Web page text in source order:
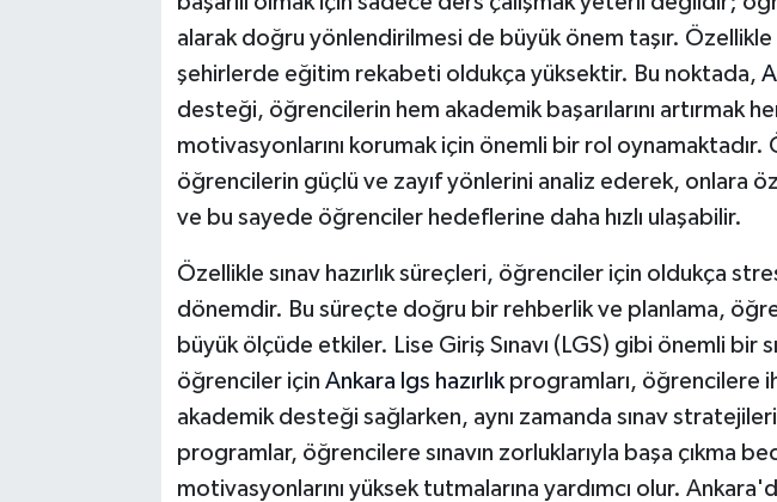
alarak doğru yönlendirilmesi de büyük önem taşır.
şehirlerde eğitim rekabeti oldukça yüksektir. Bu noktada,
desteği, öğrencilerin hem akademik başarılarını artırmak
motivasyonlarını korumak için önemli bir rol oynamaktadır.
öğrencilerin güçlü ve zayıf yönlerini analiz ederek, onlara
ve bu sayede öğrenciler hedeflerine daha hızlı ulaşabilir.
Özellikle sınav hazırlık süreçleri, öğrenciler için oldukça
dönemdir. Bu süreçte doğru bir rehberlik ve planlama,
büyük ölçüde etkiler. Lise Giriş Sınavı (LGS) gibi önemli bir
öğrenciler için Ankara lgs hazırlıkprogramları, öğrencilere
akademik desteği sağlarken, aynı zamanda sınav
programlar, öğrencilere sınavın zorluklarıyla başa çıkma
motivasyonlarını yüksek tutmalarına yardımcı olur.